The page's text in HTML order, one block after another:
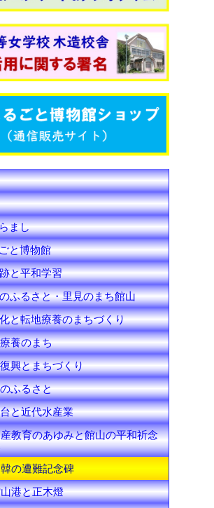
t
t
e
r
T
u
b
e
C
h
a
n
n
e
l
まし
と博物館
と平和学習
ふるさと・里見のまち館山
と転地療養のまちづくり
養のまち
興とまちづくり
ふるさと
と近代水産業
教育のあゆみと館山の平和祈念
の遭難記念碑
港と正木燈